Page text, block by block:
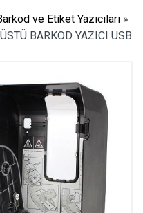
ve Etiket Yazıcıları »
BARKOD YAZICI USB